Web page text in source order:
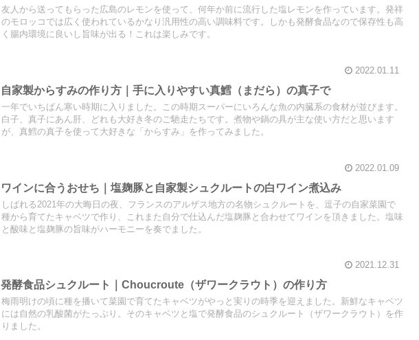
友人から送ってもらった広島のレモンを使って、何年か前に流行した塩レモンを作っています。発祥
のモロッコでは広く使われているかなり汎用性の高い調味料です。しかも発酵食品なので保存性も高
く腸内環境に良いし旨味が出る！これは楽しみです。
2022.01.11
自家製からすみの作り方｜手に入りやすい真鱈（まだら）の真子で
一年でいちばん寒い時期に入りました。この時期スーパーにいろんな魚の内臓系の食材が並びます。
白子、真子にあん肝、どれも大好き冬のご馳走たちです。煮物や鍋の具が主な使い方だと思います
が、真鱈の真子を使って大好きな「からすみ」を作ってみました。
2022.01.09
ワインに合うおせち｜塩麹豚と自家製シュクルートの白ワイン煮込み
しばれる2021年の大晦日の夜、フランスのアルザス地方の名物シュクルートを、逗子の自家菜園で
種から育てたキャベツで作り、これまた自分で仕込んだ塩麹豚と合わせてワインを頂きました。塩味
と酸味と塩麹豚の旨味がハーモニーを奏でました。
2021.12.31
発酵食品シュクルート｜Choucroute（ザワークラウト）の作り方
梅雨明けの頃に種を播いて菜園で育てたキャベツがやっと実りの時季を迎えました。新鮮なキャベツ
には自然の乳酸菌がたっぷり。そのキャベツと塩で発酵食品のシュクルート（ザワークラウト）を作
りました。